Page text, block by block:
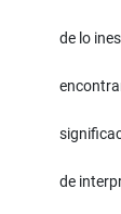
de lo
de